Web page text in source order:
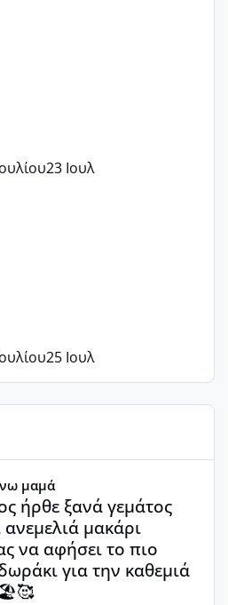
23 Ιουλ
25 Ιουλ
γέλια και ανεμελιά
μαμά
ήρθε ξανά γεμάτος
ανεμελιά μακάρι
να αφήσει το πιο
για την καθεμιά